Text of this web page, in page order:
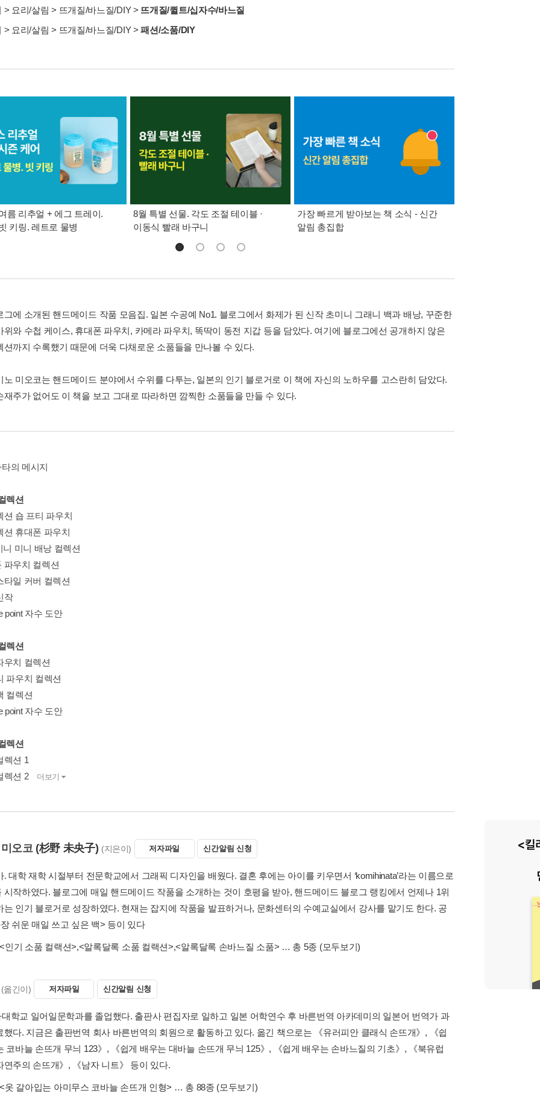
> 요리/살림 > 뜨개질/바느질/DIY> 뜨개질/퀼트/십자수/바느질
> 요리/살림 > 뜨개질/바느질/DIY>패션/소품/DIY
름 리추얼 + 에그 트레이.
키링. 레트로 물병
8월 특별 선물. 각도 조절 테이블 ·
이동식 빨래 바구니
가장 빠르게 받아보는 책 소식 - 신간
알림 총집합
그에 소개된 핸드메이드 작품 모음집. 일본 수공예 No1. 블로그에서 화제가 된 신작 초미니 그래니 백과 배낭, 꾸준한
위와 수첩 케이스, 휴대폰 파우치, 카메라 파우치, 똑딱이 동전 지갑 등을 담았다. 여기에 블로그에선 공개하지 않은
션까지 수록했기 때문에 더욱 다채로운 소품들을 만나볼 수 있다.
노 미오코는 핸드메이드 분야에서 수위를 다투는, 일본의 인기 블로거로 이 책에 자신의 노하우를 고스란히 담았다.
재주가 없어도 이 책을 보고 그대로 따라하면 깜찍한 소품들을 만들 수 있다.
의 메시지
렉션
션 숍 프티 파우치
션 휴대폰 파우치
니 미니 배낭 컬렉션
파우치 컬렉션
타일 커버 컬렉션
작
point 자수 도안
렉션
우치 컬렉션
파우치 컬렉션
컬렉션
point 자수 도안
렉션
렉션 1
렉션 2
더보기
오코 (杉野 未央子) (지은이) 저자파일 신간알림 신청
. 대학 재학 시절부터 전문학교에서 그래픽 디자인을 배웠다. 결혼 후에는 아이를 키우면서 ‘komihinata’라는 이름으로
시작하였다. 블로그에 매일 핸드메이드 작품을 소개하는 것이 호평을 받아, 핸드메이드 블로그 랭킹에서 언제나 1위
는 인기 블로거로 성장하였다. 현재는 잡지에 작품을 발표하거나, 문화센터의 수예교실에서 강사를 맡기도 한다. 공
쉬운 매일 쓰고 싶은 백> 등이 있다
<인기 소품 컬랙션>,<알록달록 소품 컬랙션>,<알록달록 손바느질 소품> … 총 5종 (모두보기)
(옮긴이) 저자파일 신간알림 신청
학교 일어일문학과를 졸업했다. 출판사 편집자로 일하고 일본 어학연수 후 바른번역 아카데미의 일본어 번역가 과
했다. 지금은 출판번역 회사 바른번역의 회원으로 활동하고 있다. 옮긴 책으로는 《유러피안 클래식 손뜨개》, 《쉽
코바늘 손뜨개 무늬 123》, 《쉽게 배우는 대바늘 손뜨개 무늬 125》, 《쉽게 배우는 손바느질의 기초》, 《북유럽
연주의 손뜨개》, 《남자 니트》 등이 있다.
<옷 갈아입는 아미무스 코바늘 손뜨개 인형> … 총 88종 (모두보기)